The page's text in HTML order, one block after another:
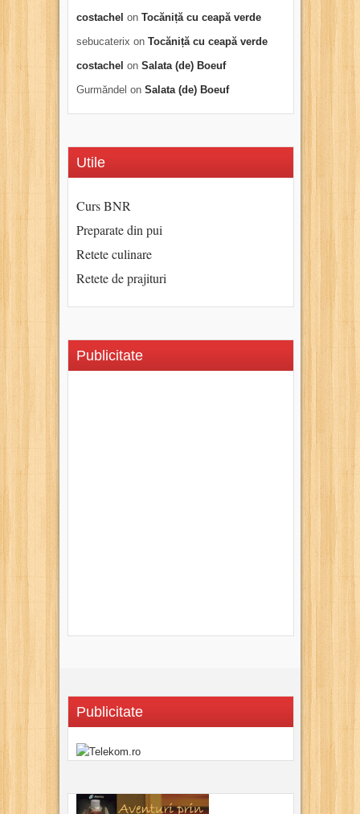
costachel on Tocăniță cu ceapă verde
sebucaterix on Tocăniță cu ceapă verde
costachel on Salata (de) Boeuf
Gurmăndel on Salata (de) Boeuf
Utile
Curs BNR
Preparate din pui
Retete culinare
Retete de prajituri
Publicitate
Publicitate